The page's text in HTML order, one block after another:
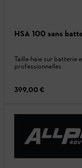
HSA 100 sans
Taille-haie sur batterie
professionnelles
399,00 €